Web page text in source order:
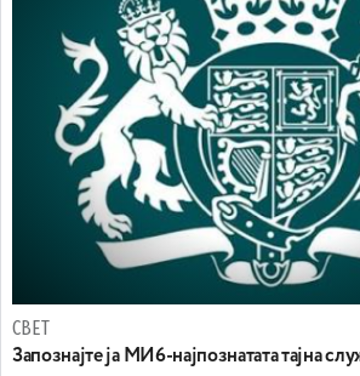
СВЕТ
Запознајте ја МИ6-најпознатата тајна